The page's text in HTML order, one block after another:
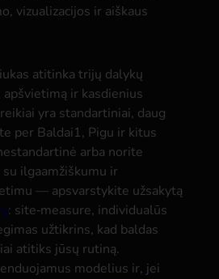
vizualizacijos ir aiškaus
atitinka trijų dalykų
ir kasdienius
yra standartiniai, daug
per Baldai1, Pigu ir kitus
arba norite
ilgaamžiškumu ir
— apsvarstykite užsakytą
: site‑measure, individualūs
užtikrins, kad baldas
atitiks jūsų rutiną.
modelius ir, jei